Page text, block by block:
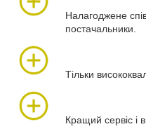
Налагоджене
постачальники.
Тільки
Кращий сервіс і